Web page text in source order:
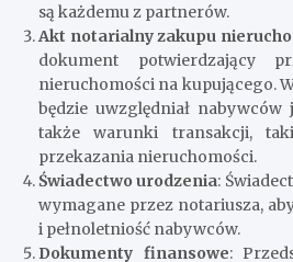
są każdemu z partnerów.
Akt notarialny zakupu
dokument potwierdzający
nieruchomości na kupującego.
będzie uwzględniał nabywców
także warunki transakcji,
przekazania nieruchomości.
Świadectwo urodzenia:
wymagane przez notariusza,
i pełnoletniość nabywców.
Dokumenty finansowe: